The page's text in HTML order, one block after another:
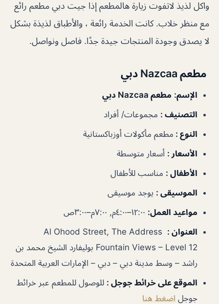
واكل لذيذ لاتفوت زيارة هالمطعم إذا جيت دبي مطعم رائع
مع منظر خلاب. كانت الخدمة رائعة ، والأطباق لذيذة بشكل
لا يصدق وجودة المنتجات جيدة جدًا. فاصل ونواصل.
مطعم Nazcaa دبي
الإسم: مطعم Nazcaa دبي
التصنيف : مجموعات/ أفراد
النوع : مطعم مأكولات أوزباكستانية
الأسعار : أسعار متوسطة
الأطفال : مناسب للأطفال
الموسيقى : يوجد موسيقى
مواعيد العمل: ١٢:٠٠–٤:٠٠م, ٧:٠٠م–٣:٠٠ص
العنوان :
Al Ohood Street, The Address
Fountain Views – Level 12 بوليفارد الشيخ محمد بن
راشد – وسط مدينة دبي – دبي – الإمارات العربية المتحدة
الموقع على خرائط جوجل : للوصول للمطعم عبر خرائط
جوجل اضغط هنا